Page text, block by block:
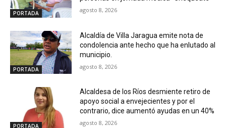
PORTADA agosto 8, 2026
PORTADA
Alcaldía de Villa Jaragua emite nota de
condolencia ante hecho que ha enlutado al
municipio.
agosto 8, 2026
PORTADA
Alcaldesa de los Ríos desmiente retiro de
apoyo social a envejecientes y por el
contrario, dice aumentó ayudas en un 40%
agosto 8, 2026